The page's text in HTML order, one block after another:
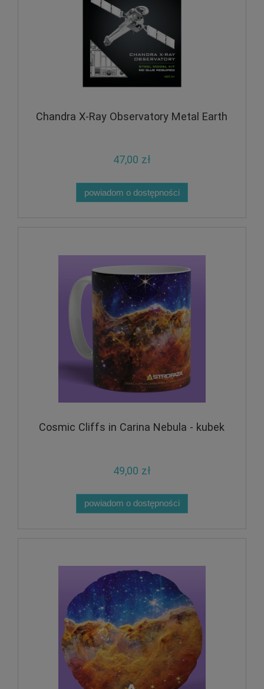
Chandra X-Ray Observatory Metal Earth
47,00 zł
powiadom o dostępności
Cosmic Cliffs in Carina Nebula - kubek
49,00 zł
powiadom o dostępności